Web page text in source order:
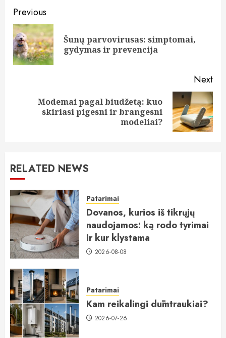
Continue
Reading
Previous
Šunų parvovirusas: simptomai,
gydymas ir prevencija
Next
Modemai pagal biudžetą: kuo
skiriasi pigesni ir brangesni
modeliai?
RELATED NEWS
Patarimai
Dovanos, kurios iš tikrųjų
naudojamos: ką rodo tyrimai
ir kur klystama
2026-08-08
Patarimai
Kam reikalingi dūmtraukiai?
2026-07-26